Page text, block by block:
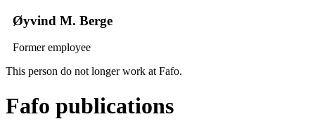
Øyvind M. Berge
Former employee
This person do not longer work at Fafo.
Fafo publications